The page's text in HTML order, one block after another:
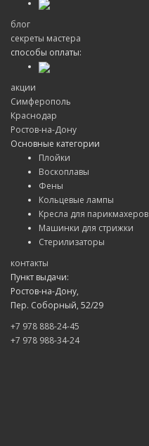
блог
секреты мастера
способы оплаты:
акции
Симферополь
Краснодар
Ростов-на-Дону
Основные категории
Плойки
Воскоплавы
Фены
Кольцевые лампы
Кресла для парикмахеров
Машинки для стрижки
Стерилизаторы
контакты
Пункт выдачи:
Ростов-на-Дону,
Пер. Соборный, 52/29
+7 978 888-24-45
+7 978 988-34-24